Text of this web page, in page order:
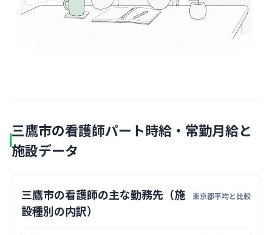
三鷹市の看護師パート時給・常勤月給と
施設データ
三鷹市の看護師の主な勤務先（施
設種別の内訳）
東京都平均と比較